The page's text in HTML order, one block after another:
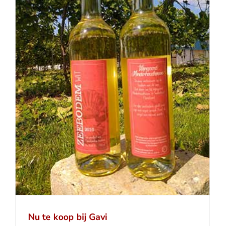
Nu te koop bij Gavi